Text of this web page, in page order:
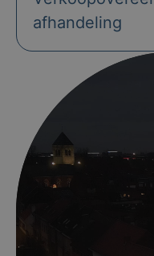
afhandeling